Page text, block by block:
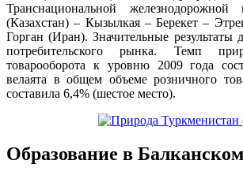
Транснациональной железнодорожной
(Казахстан) – Кызылкая – Берекет –
Горган (Иран). Значительные результаты
потребительского рынка. Темп
товарооборота к уровню 2009 года
велаята в общем объеме розничного
составила 6,4% (шестое место).
Образование в